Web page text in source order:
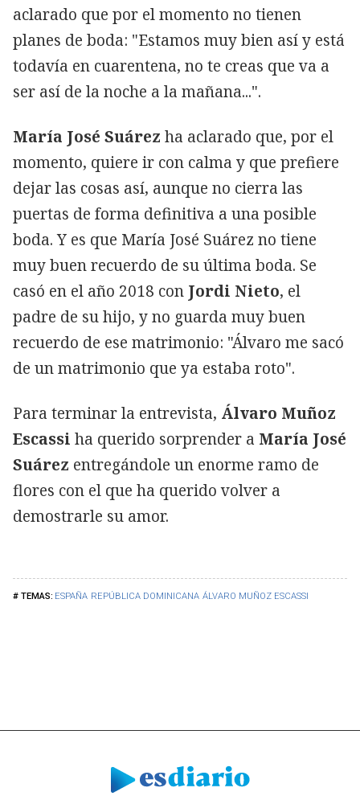
ESPAÑA REPÚBLICA DOMINICANA ÁLVARO MUÑOZ ESCASSI
aclarado que por el momento no tienen
planes de boda: "Estamos muy bien así y está
todavía en cuarentena, no te creas que va a
ser así de la noche a la mañana...".
María José Suárez ha aclarado que, por el
momento, quiere ir con calma y que prefiere
dejar las cosas así, aunque no cierra las
puertas de forma definitiva a una posible
boda. Y es que María José Suárez no tiene
muy buen recuerdo de su última boda. Se
casó en el año 2018 con Jordi Nieto, el
padre de su hijo, y no guarda muy buen
recuerdo de ese matrimonio: "Álvaro me sacó
de un matrimonio que ya estaba roto".
Para terminar la entrevista, Álvaro Muñoz
Escassi ha querido sorprender a María José
Suárez entregándole un enorme ramo de
flores con el que ha querido volver a
demostrarle su amor.